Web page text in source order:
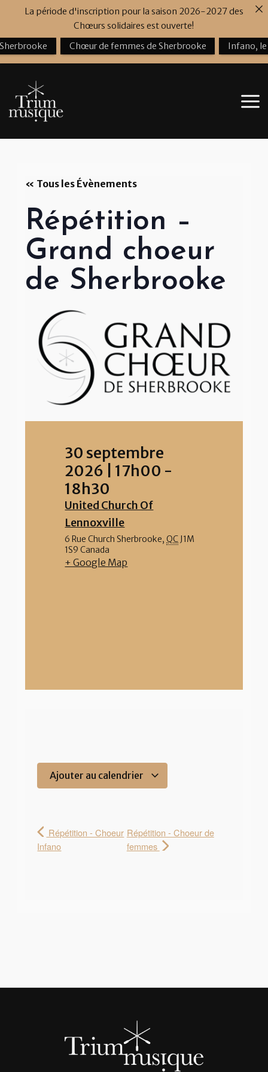
contenu
« Tous les Évènements
Répétition –
Grand choeur
de Sherbrooke
30 septembre
2026
17h00 -
18h30
United Church Of
Lennoxville
6 Rue Church Sherbrooke, QC J1M
1S9 Canada
+ Google Map
Ajouter au calendrier
Répétition - Choeur
Infano
Répétition - Choeur de
femmes
La période d'inscription pour la saison 2026-2027 des
Chœurs solidaires est ouverte!
Chœur de femmes de Sherbrooke Infano,